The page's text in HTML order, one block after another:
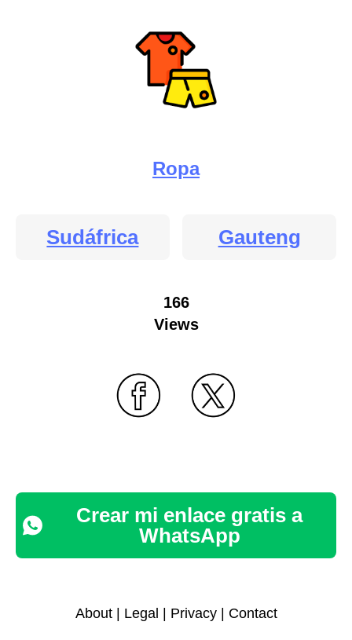
Ropa
Sudáfrica Gauteng
166
Views
Crear mi enlace gratis a
WhatsApp
About| Legal Privacy| Contact